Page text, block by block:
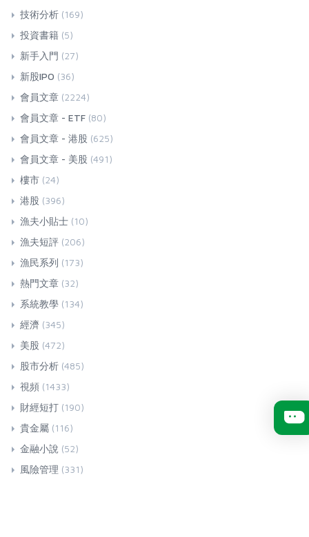
技術分析 (169)
投資書籍 (5)
新手入門 (27)
新股IPO (36)
會員文章 (2224)
會員文章 - ETF (80)
會員文章 - 港股 (625)
會員文章 - 美股 (491)
樓市 (24)
港股 (396)
漁夫小貼士 (10)
漁夫短評 (206)
漁民系列 (173)
熱門文章 (32)
系統教學 (134)
經濟 (345)
美股 (472)
股市分析 (485)
視頻 (1433)
財經短打 (190)
貴金屬 (116)
金融小說 (52)
風險管理 (331)